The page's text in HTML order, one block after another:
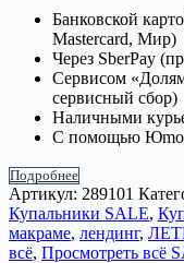
Банковской
Mastercard, Мир)
Через SberPay
Сервисом
сервисный сбор)
Наличными
С помощью
Подробнее
Артикул: 289101
Купальники SALE,
макраме, лендинг,
всё, Просмотреть всё